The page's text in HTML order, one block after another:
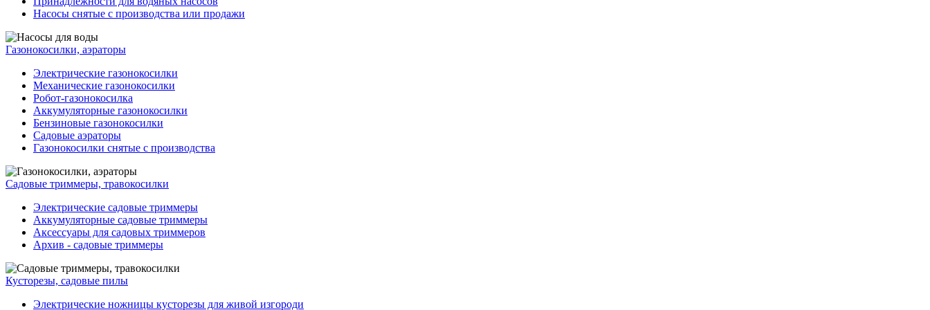
Насосы снятые с производства или продажи
Газонокосилки, аэраторы
Электрические газонокосилки
Механические газонокосилки
Робот-газонокосилка
Аккумуляторные газонокосилки
Бензиновые газонокосилки
Садовые аэраторы
Газонокосилки снятые с производства
Садовые триммеры, травокосилки
Электрические садовые триммеры
Аккумуляторные садовые триммеры
Аксессуары для садовых триммеров
Архив - садовые триммеры
Кусторезы, садовые пилы
Электрические ножницы кусторезы для живой изгороди